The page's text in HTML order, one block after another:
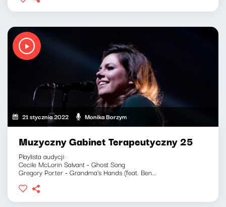
21 stycznia 2022 Monika Borzym
Muzyczny Gabinet Terapeutyczny 25
Playlista audycji:
Cecile McLorin Salvant - Ghost Song
Gregory Porter - Grandma's Hands (feat. Ben...